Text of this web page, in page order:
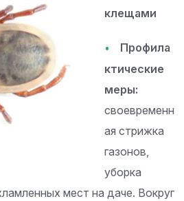
клещами
Профила
ктические
меры:
своевременн
ая стрижка
газонов,
уборка
мест на даче. Вокруг